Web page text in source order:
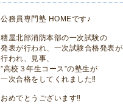
公務員専門塾 HOMEです♪
糟屋北部消防本部の一次試験の
発表が行われ、一次試験合格発表が
行われ、見事、
”高校３年生コース”の塾生が
一次合格をしてくれました‼
おめでとうございます‼